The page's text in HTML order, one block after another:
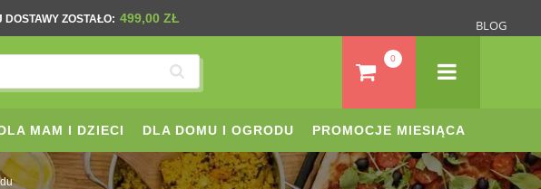
BLOG
DOSTAWY ZOSTAŁO: 499,00 ZŁ
0
MAM I DZIECI DLA DOMU I OGRODU PROMOCJE MIESIĄCA